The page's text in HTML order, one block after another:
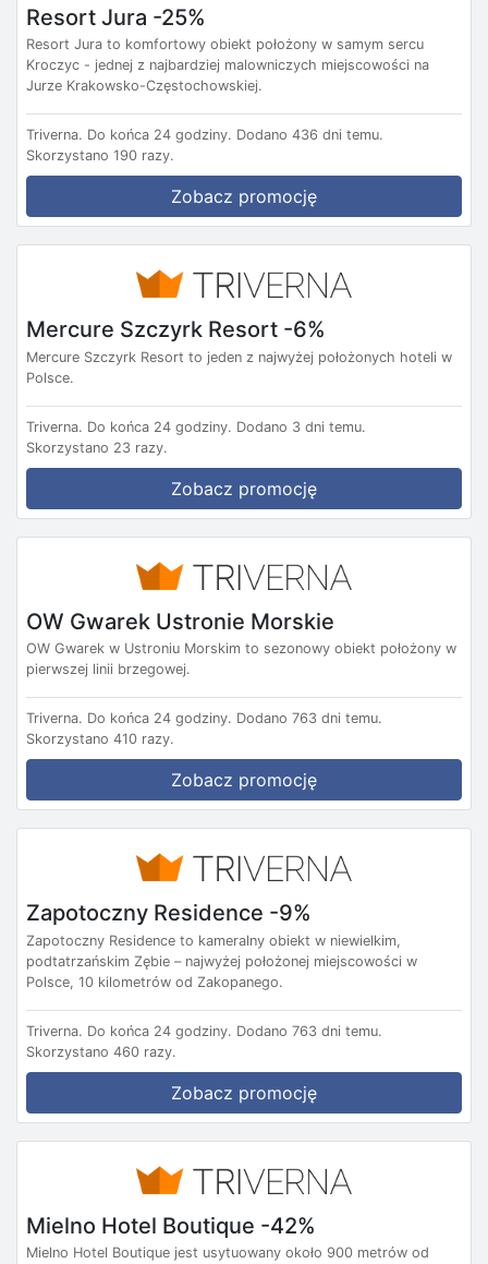
Resort Jura -25%
Resort Jura to komfortowy obiekt położony w samym sercu
Kroczyc - jednej z najbardziej malowniczych miejscowości na
Jurze Krakowsko-Częstochowskiej.
Triverna. Do końca 24 godziny. Dodano 436 dni temu.
Skorzystano 190 razy.
Zobacz promocję
Mercure Szczyrk Resort -6%
Mercure Szczyrk Resort to jeden z najwyżej położonych hoteli w
Polsce.
Triverna. Do końca 24 godziny. Dodano 3 dni temu.
Skorzystano 23 razy.
Zobacz promocję
OW Gwarek Ustronie Morskie
OW Gwarek w Ustroniu Morskim to sezonowy obiekt położony w
pierwszej linii brzegowej.
Triverna. Do końca 24 godziny. Dodano 763 dni temu.
Skorzystano 410 razy.
Zobacz promocję
Zapotoczny Residence -9%
Zapotoczny Residence to kameralny obiekt w niewielkim,
podtatrzańskim Zębie – najwyżej położonej miejscowości w
Polsce, 10 kilometrów od Zakopanego.
Triverna. Do końca 24 godziny. Dodano 763 dni temu.
Skorzystano 460 razy.
Zobacz promocję
Mielno Hotel Boutique -42%
Mielno Hotel Boutique jest usytuowany około 900 metrów od